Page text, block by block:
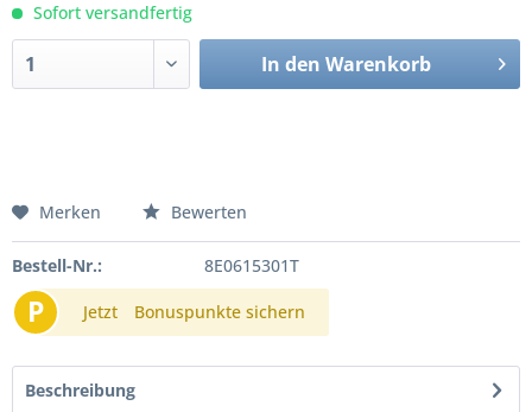
Sofort versandfertig
In den Warenkorb
Merken Bewerten
Bestell-Nr.: 8E0615301T
P Jetzt Bonuspunkte sichern
Beschreibung